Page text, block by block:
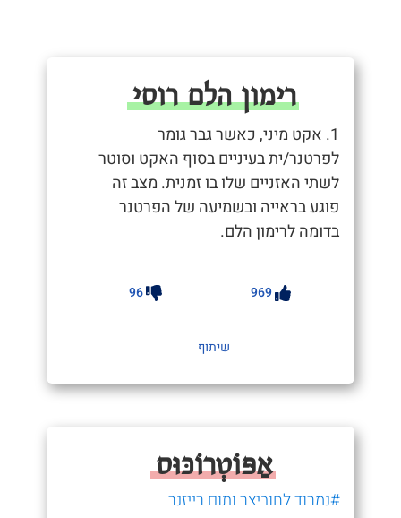
רימון הלם רוסי
1. אקט מיני, כאשר גבר גומר
לפרטנר/ית בעיניים בסוף האקט וסוטר
לשתי האזניים שלו בו זמנית. מצב זה
פוגע בראייה ובשמיעה של הפרטנר
בדומה לרימון הלם.
969
96
שיתוף
אַפּוֹטְרוֹכּוּס
#נמרוד לחוביצר ותום רייזנר